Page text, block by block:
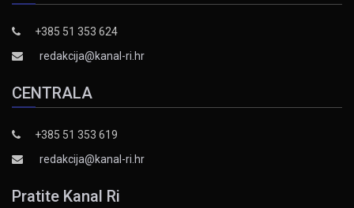
+385 51 353 624
redakcija@kanal-ri.hr
CENTRALA
+385 51 353 619
redakcija@kanal-ri.hr
Pratite Kanal Ri